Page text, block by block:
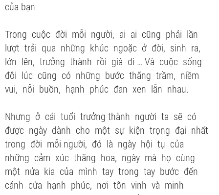
của bạn
Trong cuộc đời mỗi người, ai ai cũng phải lần
lượt trải qua những khúc ngoặc ở đời, sinh ra,
lớn lên, trưởng thành rồi già đi … Và cuộc sống
đôi lúc cũng có những bước thăng trầm, niềm
vui, nỗi buồn, hạnh phúc đan xen lẫn nhau.
Nhưng ở cái tuổi trưởng thành người ta sẽ có
được ngày dành cho một sự kiện trọng đại nhất
trong đời mỗi người, đó là ngày hội tụ của
những cảm xúc thăng hoa, ngày mà họ cùng
một nửa kia của mình tay trong tay bước đến
cánh cửa hạnh phúc, nơi tôn vinh và minh